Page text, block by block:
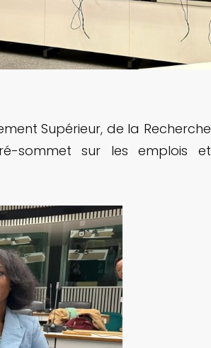
Supérieur, de la Recherche
sommet sur les emplois et